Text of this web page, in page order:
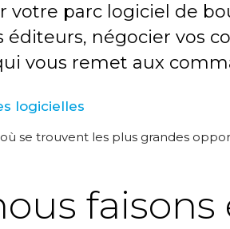
votre parc logiciel de
négocier vos
vous remet aux
logicielles
se trouvent les plus grandes
faisons